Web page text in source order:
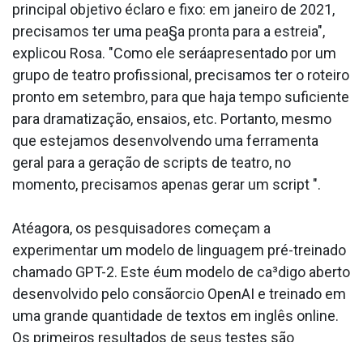
principal objetivo éclaro e fixo: em janeiro de 2021,
precisamos ter uma pea§a pronta para a estreia",
explicou Rosa. "Como ele seráapresentado por um
grupo de teatro profissional, precisamos ter o roteiro
pronto em setembro, para que haja tempo suficiente
para dramatização, ensaios, etc. Portanto, mesmo
que estejamos desenvolvendo uma ferramenta
geral para a geração de scripts de teatro, no
momento, precisamos apenas gerar um script ".
Atéagora, os pesquisadores começam a
experimentar um modelo de linguagem pré-treinado
chamado GPT-2. Este éum modelo de ca³digo aberto
desenvolvido pelo consãorcio OpenAI e treinado em
uma grande quantidade de textos em inglês online.
Os primeiros resultados de seus testes são